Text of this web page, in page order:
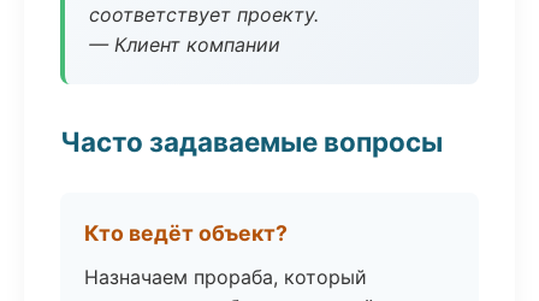
соответствует проекту.
— Клиент компании
Часто задаваемые вопросы
Кто ведёт объект?
Назначаем прораба, который